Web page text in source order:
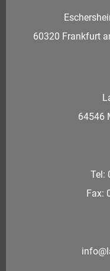
60320 Frankfurt
64546
Tel:
Fax: